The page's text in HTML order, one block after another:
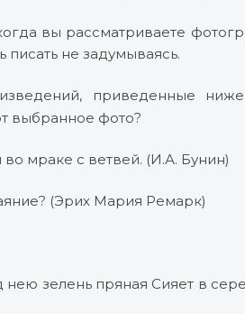
вы рассматриваете
писать не задумываясь.
приведенные
выбранное фото?
мраке с ветвей. (И.А. Бунин)
(Эрих Мария Ремарк)
зелень пряная Сияет в